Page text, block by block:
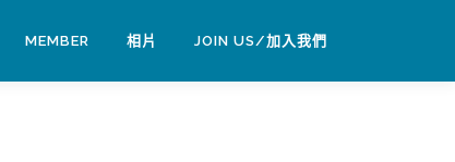
MEMBER 相片 JOIN US/加入我們